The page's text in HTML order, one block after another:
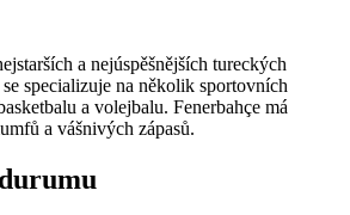
a nejúspěšnějších tureckých
specializuje na několik sportovních
a volejbalu. Fenerbahçe má
a vášnivých zápasů.